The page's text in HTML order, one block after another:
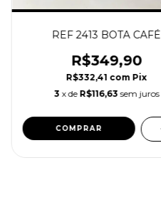
REF 2413 BOTA CAFÉ
R$349,90
R$332,41 com Pix
3 x de R$116,63 sem juros
COMPRAR